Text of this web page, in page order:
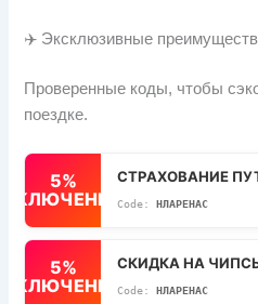
✈️ Эксклюзивные
Проверенные коды, чтобы
поездке.
5%
СТРАХОВАНИЕ
НЛАРЕНАС
5%
СКИДКА НА
НЛАРЕНАС